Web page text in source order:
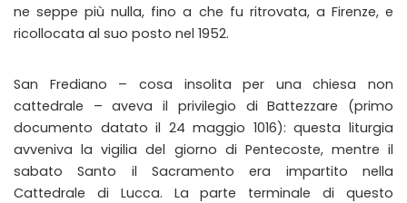
ne seppe più nulla, fino a che fu ritrovata, a Firenze, e
ricollocata al suo posto nel 1952.
San Frediano – cosa insolita per una chiesa non
cattedrale – aveva il privilegio di Battezzare (primo
documento datato il 24 maggio 1016): questa liturgia
avveniva la vigilia del giorno di Pentecoste, mentre il
sabato Santo il Sacramento era impartito nella
Cattedrale di Lucca. La parte terminale di questo